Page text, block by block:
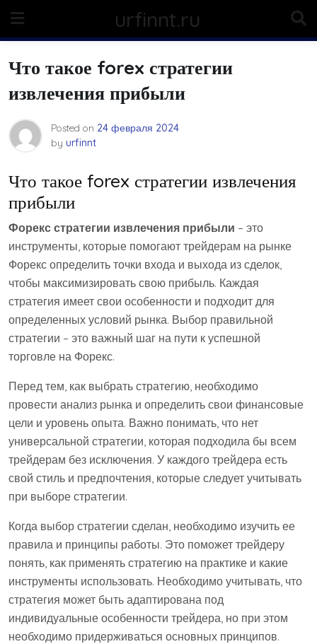
content
urfinnt.ru
Что такое forex стратегии
извлечения прибыли
Posted on 24 февраля 2024
by urfinnt
Что такое forex стратегии извлечения
прибыли
Форекс стратегии извлечения прибыли – это
инструменты, которые помогают трейдерам на рынке
Форекс определить точки входа и выхода из сделок,
чтобы максимизировать свою прибыль. Каждая
стратегия имеет свои особенности и подходит для
определенных условий рынка. Выбор правильной
стратегии – это важный шаг на пути к успешной
торговле на Форекс.
Перед тем, как выбрать стратегию, необходимо
провести анализ рынка и определить свои финансовые
цели и уровень опыта. Важно понимать, что нет
универсальной стратегии, которая подходила бы всем
трейдерам без исключения. У каждого трейдера есть
свой стиль и предпочтения, которые следует учитывать
при выборе стратегии.
Когда выбор стратегии сделан, необходимо изучить ее
правила и принципы работы. Это поможет трейдеру
понять, как применять стратегию на практике и какие
инструменты использовать. Необходимо учитывать, что
стратегия может быть адаптирована под
индивидуальные особенности трейдера, но при этом
необходимо придерживаться основных принципов.